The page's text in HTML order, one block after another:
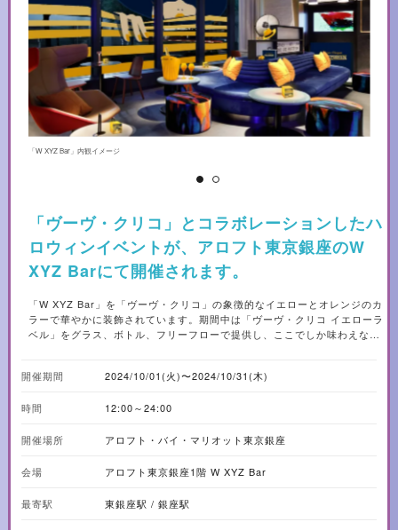
「W XYZ Bar」内観イメージ
「ヴーヴ・クリコ」とコラボレーションしたハ
ロウィンイベントが、アロフト東京銀座のW
XYZ Barにて開催されます。
「W XYZ Bar」を「ヴーヴ・クリコ」の象徴的なイエローとオレンジのカ
ラーで華やかに装飾されています。期間中は「ヴーヴ・クリコ イエローラ
ベル」をグラス、ボトル、フリーフローで提供し、ここでしか味わえない
うか。 ◆「Yelloween 2024 @Aloft Tokyo Ginza」DJ Nightイベント概
ウィン当日は特別フォトブースでの写真を撮ったり、人気DJのパフォーマ
ウィン気分をさらに高めたりと、手ぶらで来場しても楽しめる一夜限りの
寄れるこの機会をお見逃しなく。 会場：アロフト東京銀座1階 W XYZ Bar
21:00～23:00 料金：エントリーフリー、ワンドリンクオーダー制 フェイ
スペインティング： 2024年10月31日（木）19:00～21:00
開催期間 2024/10/01(火)〜2024/10/31(木)
時間 12:00～24:00
開催場所 アロフト・バイ・マリオット東京銀座
会場 アロフト東京銀座1階 W XYZ Bar
最寄駅 東銀座駅 / 銀座駅